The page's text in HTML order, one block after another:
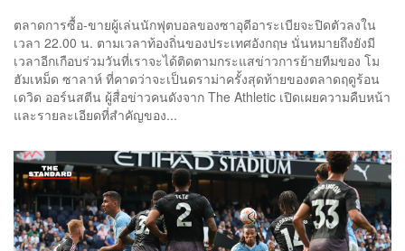
ตลาดการซื้อ-ขายผู้เล่นนักฟุตบอลของซาอุดีอาระเบียจะปิดตัวลงใน
เวลา 22.00 น. ตามเวลาท้องถิ่นของประเทศอังกฤษ นั่นหมายถึงยังมี
เวลาอีกเกือบร่วมวันที่เราจะได้ติดตามกระแสข่าวการย้ายทีมของ โม
ฮัมเหม็ด ซาลาห์ ที่คาดว่าจะเป็นดราม่าครั้งสุดท้ายของตลาดฤดูร้อน
เดวิด ออร์นสตีน ผู้สื่อข่าวคนดังจาก The Athletic เปิดเผยความคืบหน้า
และรายละเอียดที่สำคัญของ...